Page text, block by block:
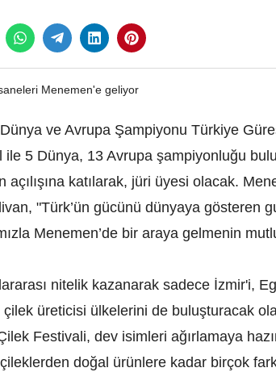
ve Avrupa Şampiyonu Türkiye
ile 5 Dünya, 13 Avrupa şampiyonluğu
açılışına katılarak, jüri üyesi olacak.
"Türk’ün gücünü dünyaya gösteren
Menemen’de bir araya gelmenin
nitelik kazanarak sadece İzmir'i,
çilek üreticisi ülkelerini de buluşturacak
Festivali, dev isimleri ağırlamaya
doğal ürünlere kadar birçok